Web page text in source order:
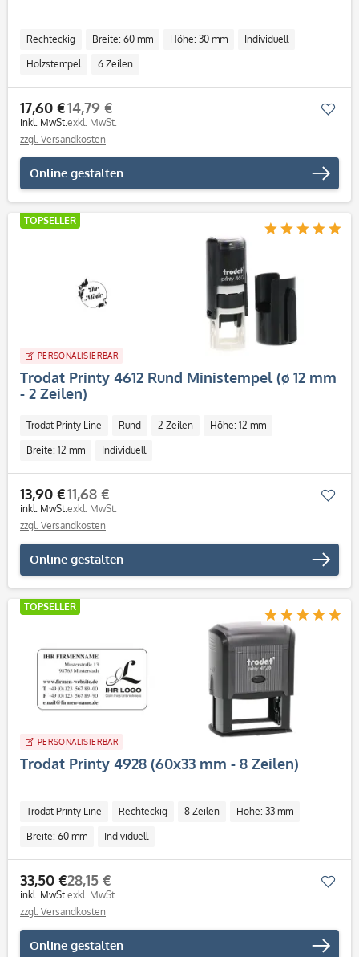
Rechteckig Breite: 60 mm Höhe: 30 mm Individuell
Holzstempel 6 Zeilen
17,60 €
inkl. MwSt.
14,79 €
exkl. MwSt.
zzgl. Versandkosten
Online gestalten
TOPSELLER
PERSONALISIERBAR
Trodat Printy 4612 Rund Ministempel (ø 12 mm
- 2 Zeilen)
Trodat Printy Line Rund 2 Zeilen Höhe: 12 mm
Breite: 12 mm Individuell
13,90 €
inkl. MwSt.
11,68 €
exkl. MwSt.
zzgl. Versandkosten
Online gestalten
TOPSELLER
PERSONALISIERBAR
Trodat Printy 4928 (60x33 mm - 8 Zeilen)
Trodat Printy Line Rechteckig 8 Zeilen Höhe: 33 mm
Breite: 60 mm Individuell
33,50 €
inkl. MwSt.
28,15 €
exkl. MwSt.
zzgl. Versandkosten
Online gestalten